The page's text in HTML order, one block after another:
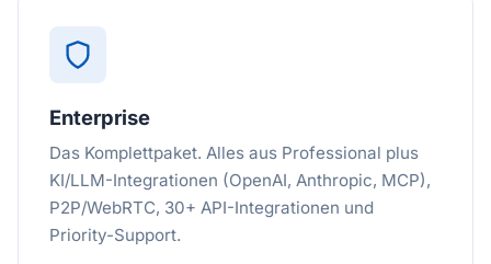
Enterprise
Das Komplettpaket. Alles aus Professional plus
KI/LLM-Integrationen (OpenAI, Anthropic, MCP),
P2P/WebRTC, 30+ API-Integrationen und
Priority-Support.